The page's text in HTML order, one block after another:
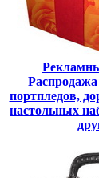
портпледов,
настольных